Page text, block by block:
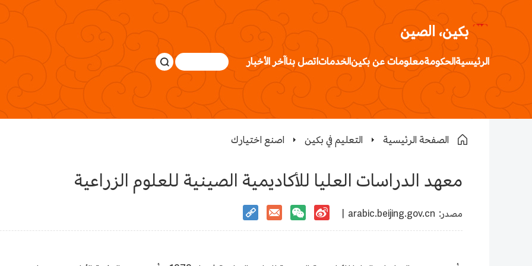
بكين، الصين
الرئيسيةالحكومةمعلومات عن بكينالخدماتاتصل بناآخر الأخبار
الصفحة الرئيسية التعليم في بكين اصنع اختيارك
معهد الدراسات العليا للأكاديمية الصينية للعلوم الزراعية
arabic.beijing.gov.cn :مصدر